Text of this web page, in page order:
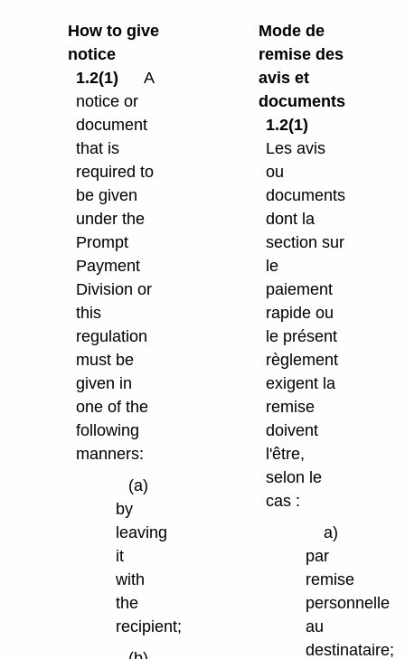
How to give
notice
1.2(1)
A
notice or
document
that is
required to
be given
under the
Prompt
Payment
Division or
this
regulation
must be
given in
one of the
following
manners:
(a)
by
leaving
it
with
the
recipient;
Mode de
remise des
avis et
documents
1.2(1)
Les avis
ou
documents
dont la
section sur
le
paiement
rapide ou
le présent
règlement
exigent la
remise
doivent
l'être,
selon le
cas :
a)
par
remise
personnelle
au
destinataire;